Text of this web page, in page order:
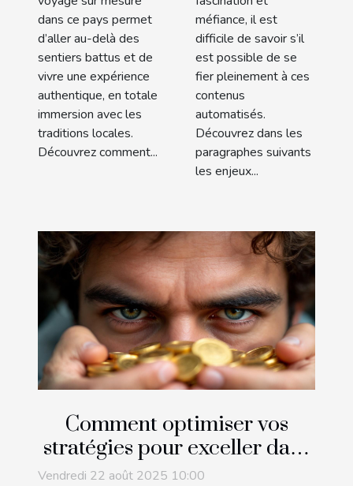
dans ce pays permet
d’aller au-delà des
sentiers battus et de
vivre une expérience
authentique, en totale
immersion avec les
traditions locales.
Découvrez comment...
méfiance, il est
difficile de savoir s’il
est possible de se
fier pleinement à ces
contenus
automatisés.
Découvrez dans les
paragraphes suivants
les enjeux...
Comment optimiser vos
stratégies pour exceller dans
les jeux de collection de
Vendredi 22 août 2025 10:00